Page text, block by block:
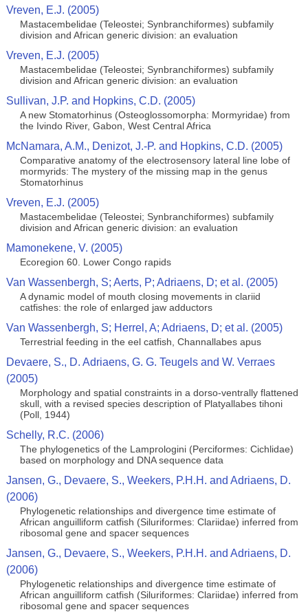
Vreven, E.J. (2005)
Mastacembelidae (Teleostei; Synbranchiformes) subfamily
division and African generic division: an evaluation
Vreven, E.J. (2005)
Mastacembelidae (Teleostei; Synbranchiformes) subfamily
division and African generic division: an evaluation
Sullivan, J.P. and Hopkins, C.D. (2005)
A new Stomatorhinus (Osteoglossomorpha: Mormyridae) from
the Ivindo River, Gabon, West Central Africa
McNamara, A.M., Denizot, J.-P. and Hopkins, C.D. (2005)
Comparative anatomy of the electrosensory lateral line lobe of
mormyrids: The mystery of the missing map in the genus
Stomatorhinus
Vreven, E.J. (2005)
Mastacembelidae (Teleostei; Synbranchiformes) subfamily
division and African generic division: an evaluation
Mamonekene, V. (2005)
Ecoregion 60. Lower Congo rapids
Van Wassenbergh, S; Aerts, P; Adriaens, D; et al. (2005)
A dynamic model of mouth closing movements in clariid
catfishes: the role of enlarged jaw adductors
Van Wassenbergh, S; Herrel, A; Adriaens, D; et al. (2005)
Terrestrial feeding in the eel catfish, Channallabes apus
Devaere, S., D. Adriaens, G. G. Teugels and W. Verraes
(2005)
Morphology and spatial constraints in a dorso-ventrally flattened
skull, with a revised species description of Platyallabes tihoni
(Poll, 1944)
Schelly, R.C. (2006)
The phylogenetics of the Lamprologini (Perciformes: Cichlidae)
based on morphology and DNA sequence data
Jansen, G., Devaere, S., Weekers, P.H.H. and Adriaens, D.
(2006)
Phylogenetic relationships and divergence time estimate of
African anguilliform catfish (Siluriformes: Clariidae) inferred from
ribosomal gene and spacer sequences
Jansen, G., Devaere, S., Weekers, P.H.H. and Adriaens, D.
(2006)
Phylogenetic relationships and divergence time estimate of
African anguilliform catfish (Siluriformes: Clariidae) inferred from
ribosomal gene and spacer sequences